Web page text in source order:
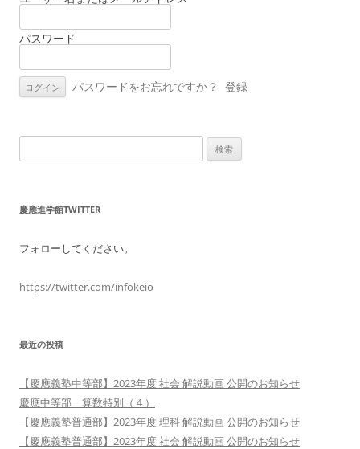
ョ
パスワード
パスワードをお忘れですか？ 登録
索:
慶應進学館TWITTER
フォローしてください。
https://twitter.com/infokeio
最近の投稿
【慶應義塾中等部】2023年度 社会 解説動画 公開のお知らせ
慶應中等部 算数特別（４）
【慶應義塾普通部】2023年度 理科 解説動画 公開のお知らせ
【慶應義塾普通部】2023年度 社会 解説動画 公開のお知らせ